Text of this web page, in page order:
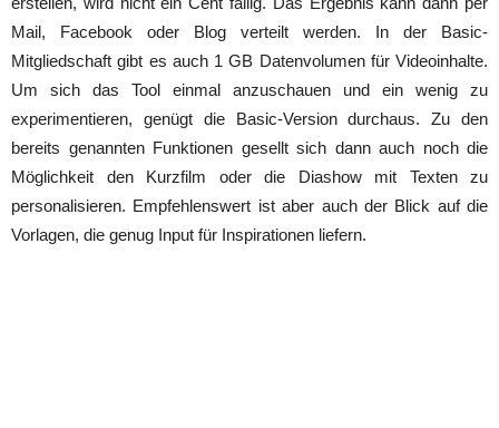
Mail, Facebook oder Blog verteilt werden. In der Basic-
Mitgliedschaft gibt es auch 1 GB Datenvolumen für Videoinhalte.
Um sich das Tool einmal anzuschauen und ein wenig zu
experimentieren, genügt die Basic-Version durchaus. Zu den
bereits genannten Funktionen gesellt sich dann auch noch die
Möglichkeit den Kurzfilm oder die Diashow mit Texten zu
personalisieren. Empfehlenswert ist aber auch der Blick auf die
Vorlagen, die genug Input für Inspirationen liefern.